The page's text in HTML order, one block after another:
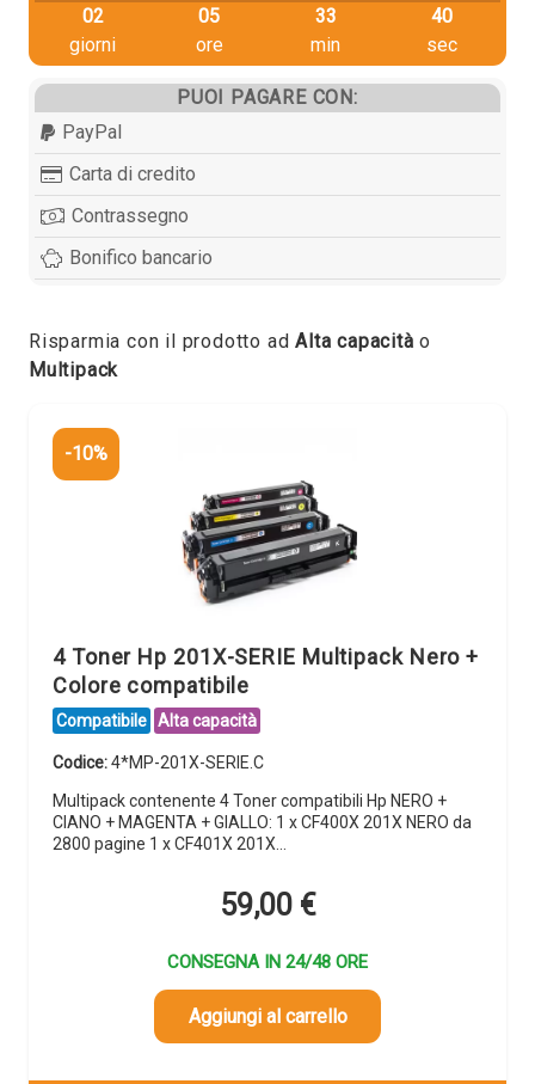
02
giorni
05
ore
33
min
39
sec
PUOI PAGARE CON:
PayPal
Carta di credito
Contrassegno
Bonifico bancario
Risparmia con il prodotto adAlta capacità o
Multipack
-10%
4 Toner Hp 201X-SERIE Multipack Nero +
Colore compatibile
Compatibile Alta capacità
Codice:4*MP-201X-SERIE.C
Multipack contenente 4 Toner compatibili Hp NERO +
CIANO + MAGENTA + GIALLO: 1 x CF400X 201X NERO da
2800 pagine 1 x CF401X 201X…
59,00 €
CONSEGNA IN 24/48 ORE
Aggiungi al carrello